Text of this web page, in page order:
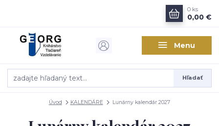
Menu
Hľadať
0 ks
0,00 €
Úvod KALENDÁRE Lunárny kalendár 2027